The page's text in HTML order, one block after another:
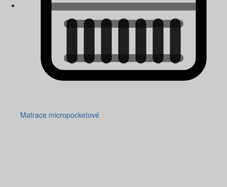
Matrace micropocketové